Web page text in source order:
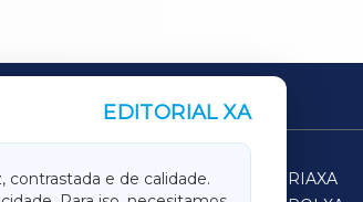
EDITORIAL XA
e de calidade.
SARRIAXA